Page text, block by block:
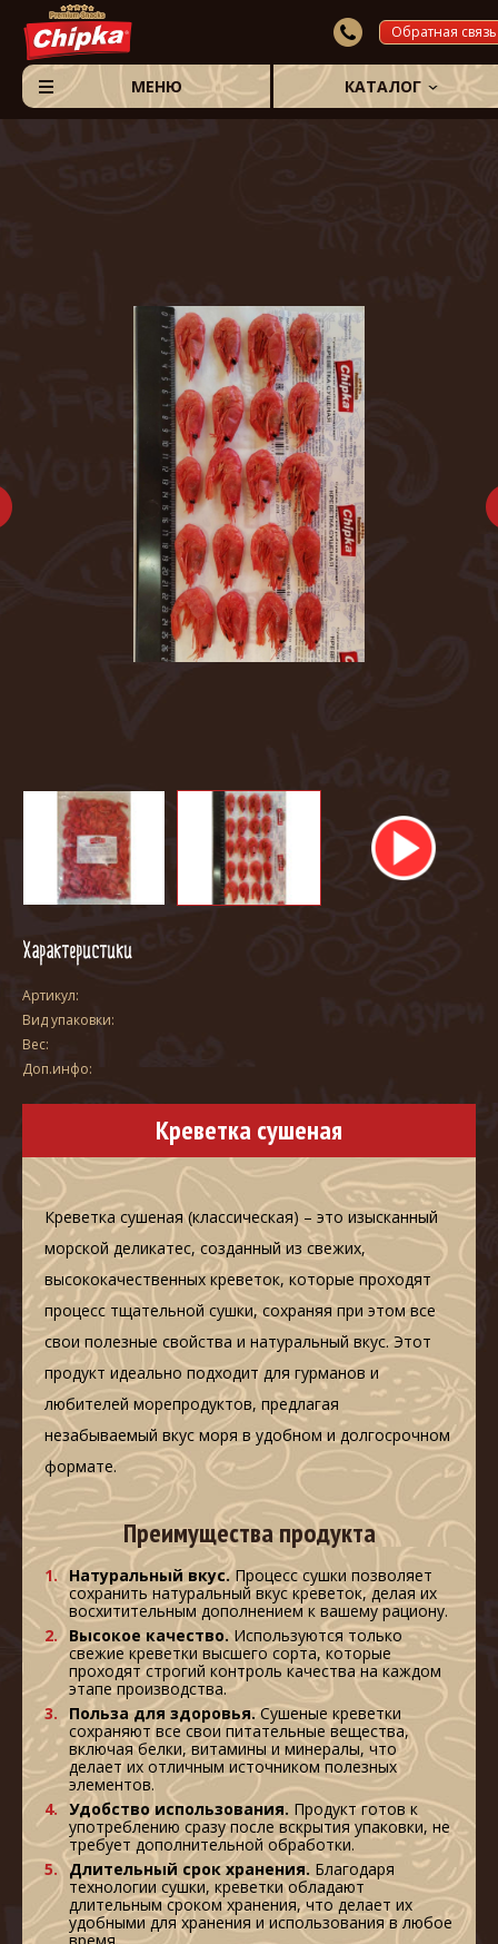
Обратная связь
МЕНЮ КАТАЛОГ
Характеристики
Артикул:
Вид упаковки:
Вес:
Доп.инфо:
Креветка сушеная
Креветка сушеная (классическая) – это изысканный
морской деликатес, созданный из свежих,
высококачественных креветок, которые проходят
процесс тщательной сушки, сохраняя при этом все
свои полезные свойства и натуральный вкус. Этот
продукт идеально подходит для гурманов и
любителей морепродуктов, предлагая
незабываемый вкус моря в удобном и долгосрочном
формате.
Преимущества продукта
Натуральный вкус.Процесс сушки позволяет
сохранить натуральный вкус креветок, делая их
восхитительным дополнением к вашему рациону.
Высокое качество.Используются только
свежие креветки высшего сорта, которые
проходят строгий контроль качества на каждом
этапе производства.
Польза для здоровья.Сушеные креветки
сохраняют все свои питательные вещества,
включая белки, витамины и минералы, что
делает их отличным источником полезных
элементов.
Удобство использования. Продукт готов к
употреблению сразу после вскрытия упаковки, не
требует дополнительной обработки.
Длительный срок хранения. Благодаря
технологии сушки, креветки обладают
длительным сроком хранения, что делает их
удобными для хранения и использования в любое